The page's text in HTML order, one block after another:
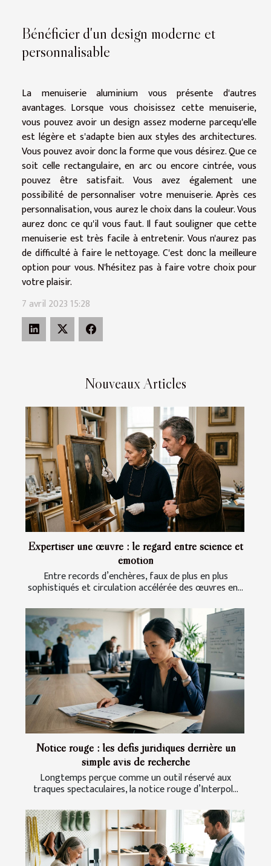
Nouveaux Articles
Expertiser une œuvre : le regard entre science et
émotion
Entre records d’enchères, faux de plus en plus
sophistiqués et circulation accélérée des œuvres en...
Notice rouge : les défis juridiques derrière un
simple avis de recherche
Longtemps perçue comme un outil réservé aux
traques spectaculaires, la notice rouge d’Interpol...
Bénéficier d'un design moderne et
personnalisable
La menuiserie aluminium vous présente d'autres
avantages. Lorsque vous choisissez cette menuiserie,
vous pouvez avoir un design assez moderne parcequ'elle
est légère et s'adapte bien aux styles des architectures.
Vous pouvez avoir donc la forme que vous désirez. Que ce
soit celle rectangulaire, en arc ou encore cintrée, vous
pouvez être satisfait. Vous avez également une
possibilité de personnaliser votre menuiserie. Après ces
personnalisation, vous aurez le choix dans la couleur. Vous
aurez donc ce qu'il vous faut. Il faut souligner que cette
menuiserie est très facile à entretenir. Vous n'aurez pas
de difficulté à faire le nettoyage. C'est donc la meilleure
option pour vous. N'hésitez pas à faire votre choix pour
votre plaisir.
7 avril 2023 15:28